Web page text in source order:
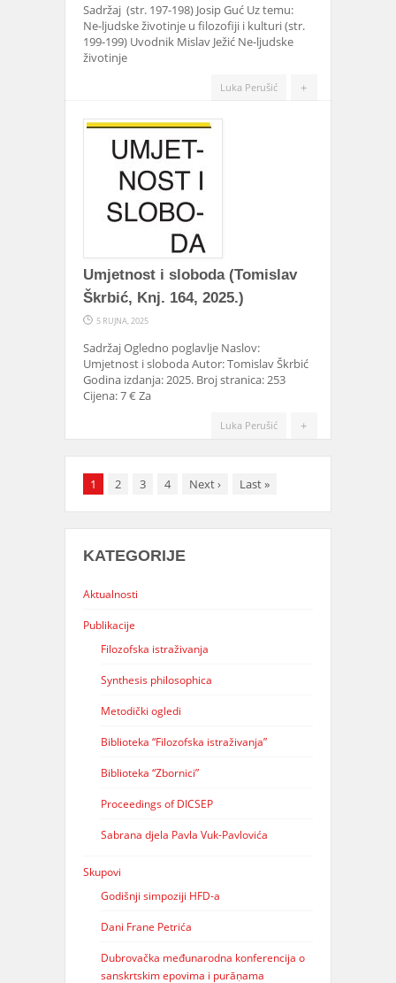
Sadržaj (str. 197-198) Josip Guć Uz temu:
Ne-ljudske životinje u filozofiji i kulturi (str.
199-199) Uvodnik Mislav Ježić Ne-ljudske
životinje
+
Luka Perušić
Umjetnost i sloboda (Tomislav
Škrbić, Knj. 164, 2025.)
5 RUJNA, 2025
Sadržaj Ogledno poglavlje Naslov:
Umjetnost i sloboda Autor: Tomislav Škrbić
Godina izdanja: 2025. Broj stranica: 253
Cijena: 7 € Za
+
Luka Perušić
1 2 3 4 Next› Last»
KATEGORIJE
Aktualnosti
Publikacije
Filozofska istraživanja
Synthesis philosophica
Metodički ogledi
Biblioteka “Filozofska istraživanja”
Biblioteka “Zbornici”
Proceedings of DICSEP
Sabrana djela Pavla Vuk-Pavlovića
Skupovi
Godišnji simpoziji HFD-a
Dani Frane Petrića
Dubrovačka međunarodna konferencija o
sanskrtskim epovima i purāṇama